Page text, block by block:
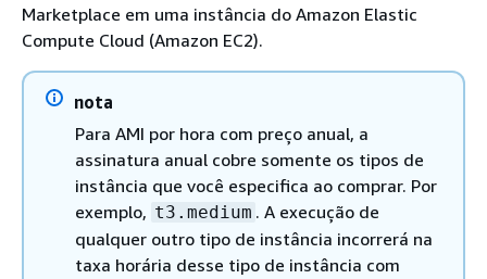
Marketplace em uma instância do Amazon Elastic
Compute Cloud (Amazon EC2).
nota
Para AMI por hora com preço anual, a
assinatura anual cobre somente os tipos de
instância que você especifica ao comprar. Por
exemplo, t3.medium . A execução de
qualquer outro tipo de instância incorrerá na
taxa horária desse tipo de instância com